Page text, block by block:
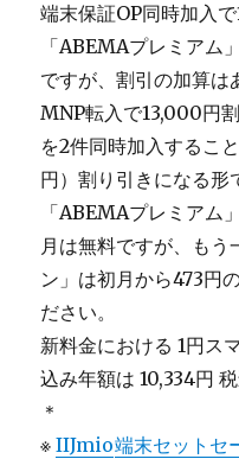
端末保証OP同時加入で
「ABEMAプレミアム
ですが、割引の加算は
MNP転入で13,000円
を2件同時加入するこ
円）割り引きになる形
「ABEMAプレミアム
月は無料ですが、もう
ン」は初月から473円
ださい。
新料金における 1円ス
込み年額は 10,334円
＊
※IIJmio端末セットセ